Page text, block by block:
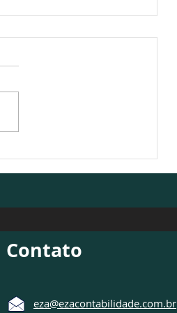
Contato
eza@ezacontabilidade.com.br